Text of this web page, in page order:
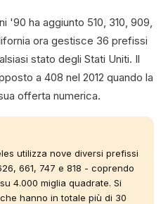
'90 ha aggiunto 510, 310, 909,
ora gestisce 36 prefissi
stato degli Stati Uniti. Il
a 408 nel 2012 quando la
offerta numerica.
utilizza nove diversi prefissi
661, 747 e 818 - coprendo
4.000 miglia quadrate. Si
hanno in totale più di 30